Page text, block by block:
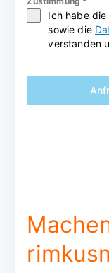
Ich habe die
sowie die
verstanden